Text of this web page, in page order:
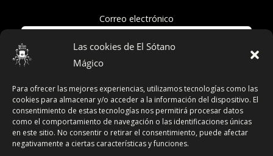
Las cookies de El Sótano
Mágico
Para ofrecer las mejores experiencias, utilizamos tecnologías como las
cookies para almacenar y/o acceder a la información del dispositivo. El
consentimiento de estas tecnologías nos permitirá procesar datos
como el comportamiento de navegación o las identificaciones únicas
en este sitio. No consentir o retirar el consentimiento, puede afectar
negativamente a ciertas características y funciones.
Correo electrónico
Acepto la política de privacidad
Términos y Condiciones